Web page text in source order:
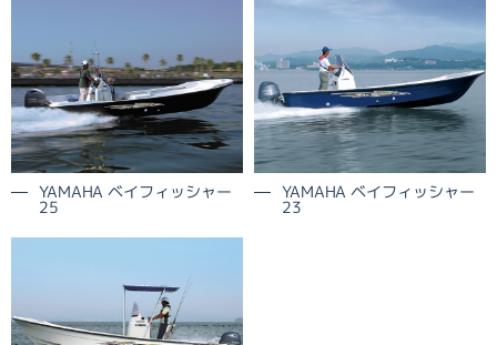
YAMAHA ベイフィッシャー
25
YAMAHA ベイフィッシャー
23